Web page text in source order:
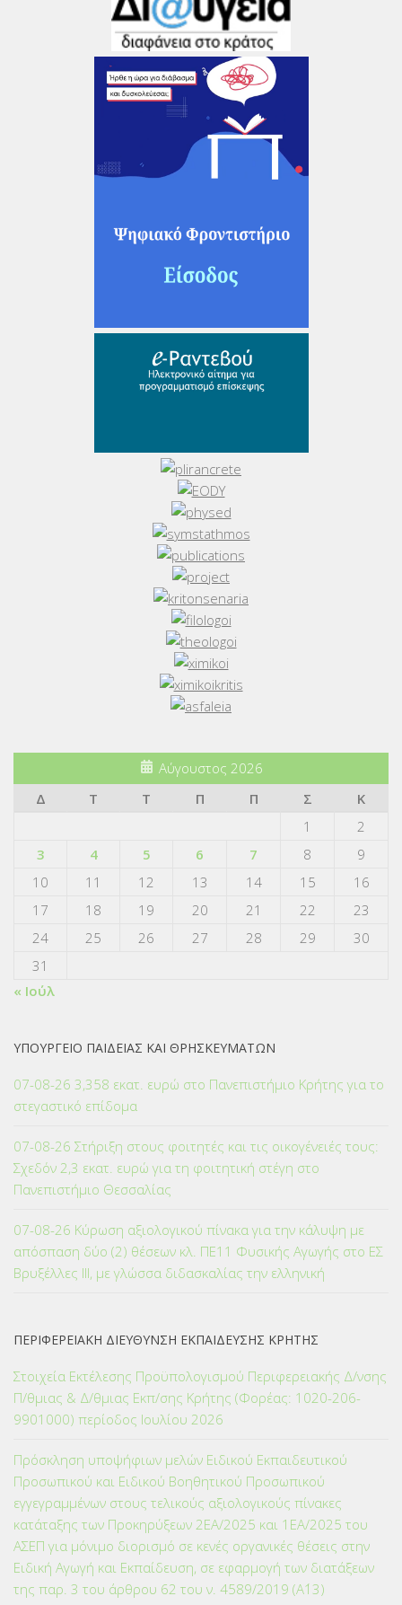
Αύγουστος 2026
Δ
Τ Τ Π Π Σ
Κ
1
2
3
4 5 6 7 8
9
10
11 12 13 14 15
16
17
18 19 20 21 22
23
24
25 26 27 28 29
30
31
« Ιούλ
ΥΠΟΥΡΓΕΙΟ ΠΑΙΔΕΙΑΣ ΚΑΙ ΘΡΗΣΚΕΥΜΑΤΩΝ
07-08-26 3,358 εκατ. ευρώ στο Πανεπιστήμιο Κρήτης για το
στεγαστικό επίδομα
07-08-26 Στήριξη στους φοιτητές και τις οικογένειές τους:
Σχεδόν 2,3 εκατ. ευρώ για τη φοιτητική στέγη στο
Πανεπιστήμιο Θεσσαλίας
07-08-26 Κύρωση αξιολογικού πίνακα για την κάλυψη με
απόσπαση δύο (2) θέσεων κλ. ΠΕ11 Φυσικής Αγωγής στο ΕΣ
Βρυξέλλες ΙΙΙ, με γλώσσα διδασκαλίας την ελληνική
ΠΕΡΙΦΕΡΕΙΑΚΗ ΔΙΕΥΘΥΝΣΗ ΕΚΠΑΙΔΕΥΣΗΣ ΚΡΗΤΗΣ
Στοιχεία Εκτέλεσης Προϋπολογισμού Περιφερειακής Δ/νσης
Π/θμιας & Δ/θμιας Εκπ/σης Κρήτης (Φορέας: 1020-206-
9901000) περίοδος Ιουλίου 2026
Πρόσκληση υποψήφιων μελών Ειδικού Εκπαιδευτικού
Προσωπικού και Ειδικού Βοηθητικού Προσωπικού
εγγεγραμμένων στους τελικούς αξιολογικούς πίνακες
κατάταξης των Προκηρύξεων 2ΕΑ/2025 και 1ΕΑ/2025 του
ΑΣΕΠ για μόνιμο διορισμό σε κενές οργανικές θέσεις στην
Ειδική Αγωγή και Εκπαίδευση, σε εφαρμογή των διατάξεων
της παρ. 3 του άρθρου 62 του ν. 4589/2019 (Α΄13)